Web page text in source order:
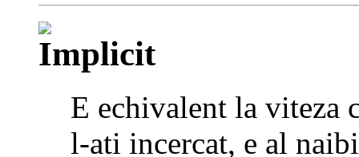
E echivalent la viteza
l-ati incercat, e al